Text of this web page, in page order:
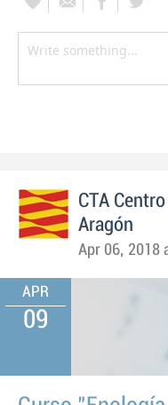
CTA
Aragón
Apr 06, 2018
APR
09